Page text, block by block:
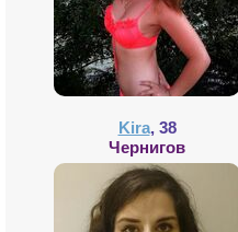
Kira, 38
Чернигов